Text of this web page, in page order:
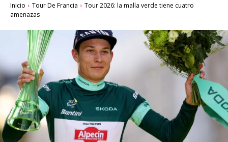
Inicio Tour De Francia
Tour 2026: la malla verde tiene cuatro
amenazas